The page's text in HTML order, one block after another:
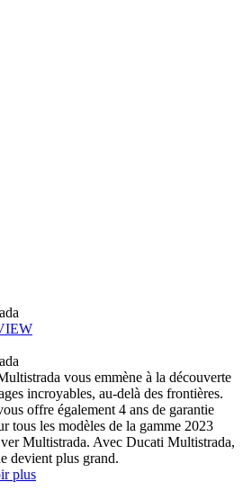
vous emmène à la découverte
incroyables, au-delà des frontières.
offre également 4 ans de garantie
tous les modèles de la gamme 2023
Multistrada. Avec Ducati Multistrada,
devient plus grand.
plus